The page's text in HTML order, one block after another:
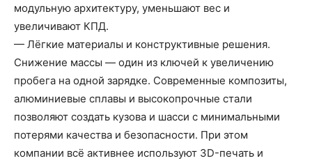
модульную архитектуру, уменьшают вес и
увеличивают КПД.
— Лёгкие материалы и конструктивные решения.
Снижение массы — один из ключей к увеличению
пробега на одной зарядке. Современные композиты,
алюминиевые сплавы и высокопрочные стали
позволяют создать кузова и шасси с минимальными
потерями качества и безопасности. При этом
компании всё активнее используют 3D-печать и